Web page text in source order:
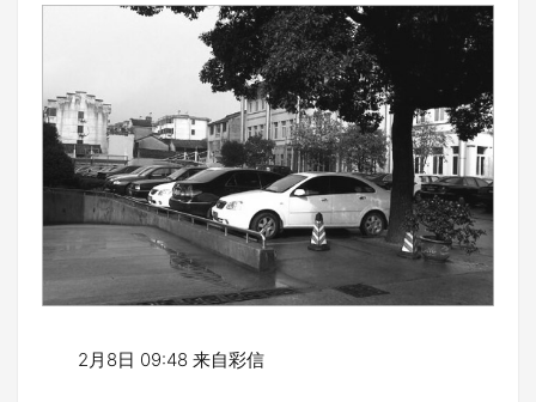
2月8日 09:48 来自彩信